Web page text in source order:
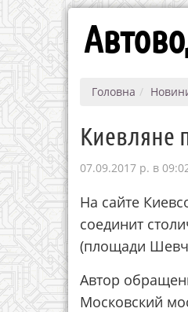
Головна
Киевляне
07.09.2017 р. в
На сайте
соединит
(площади
Автор
Московский